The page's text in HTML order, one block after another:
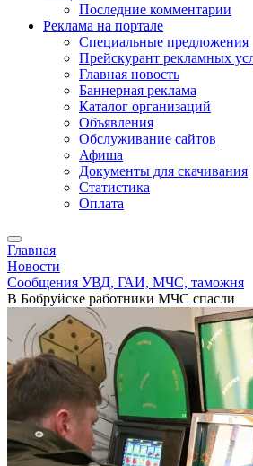
Последние комментарии
Реклама на портале
Специальные предложения
Прейскурант рекламных
Главная новость
Баннерная реклама
Каталог организаций
Объявления
Обслуживание сайтов
Афиша
Документы для скачивания
Статистика
Оплата
Главная
Новости
Сообщения УВД, ГАИ, МЧС, таможня
В Бобруйске работники МЧС спасли